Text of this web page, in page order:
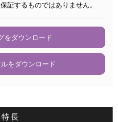
証するものではありません。
をダウンロード
をダウンロード
特長